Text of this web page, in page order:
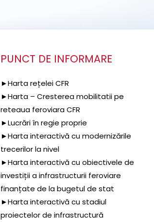
PUNCT DE INFORMARE
►Harta rețelei CFR
►Harta – Cresterea mobilitatii pe
reteaua feroviara CFR
►Lucrări în regie proprie
►Harta interactivă cu modernizările
trecerilor la nivel
►Harta interactivă cu obiectivele de
investiții a infrastructurii feroviare
finanțate de la bugetul de stat
►Harta interactivă cu stadiul
proiectelor de infrastructură